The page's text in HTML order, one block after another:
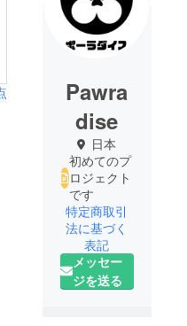
Pawra
dise
日本
初めてのプ
ロジェクト
です
特定商取引
法に基づく
表記
メッセー
ジを送る